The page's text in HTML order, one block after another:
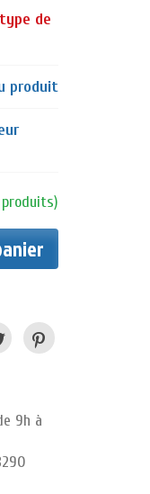
de
produit
produits)
9h à